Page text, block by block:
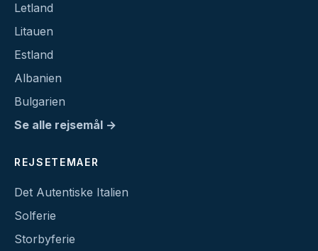
Letland
Litauen
Estland
Albanien
Bulgarien
Se alle rejsemål →
REJSETEMAER
Det Autentiske Italien
Solferie
Storbyferie